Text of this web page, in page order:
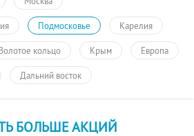
Подмосковье Карелия
Золотое кольцо Крым Европа
Дальний восток
БОЛЬШЕ АКЦИЙ